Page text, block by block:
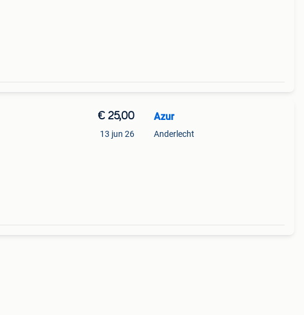
€ 25,00
13 jun 26
Azur
Anderlecht